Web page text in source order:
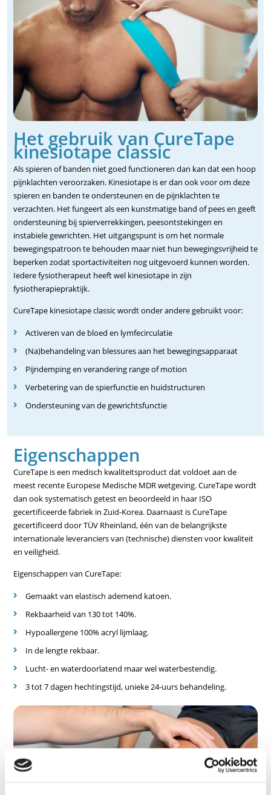
Het gebruik van CureTape
kinesiotape classic
Als spieren of banden niet goed functioneren dan kan dat een hoop
pijnklachten veroorzaken. Kinesiotape is er dan ook voor om deze
spieren en banden te ondersteunen en de pijnklachten te
verzachten. Het fungeert als een kunstmatige band of pees en geeft
ondersteuning bij spierverrekkingen, peesontstekingen en
instabiele gewrichten. Het uitgangspunt is om het normale
bewegingspatroon te behouden maar niet hun bewegingsvrijheid te
beperken zodat sportactiviteiten nog uitgevoerd kunnen worden.
Iedere fysiotherapeut heeft wel kinesiotape in zijn
fysiotherapiepraktijk.
CureTape kinesiotape classic wordt onder andere gebruikt voor:
Activeren van de bloed en lymfecirculatie
(Na)behandeling van blessures aan het bewegingsapparaat
Pijndemping en verandering range of motion
Verbetering van de spierfunctie en huidstructuren
Ondersteuning van de gewrichtsfunctie
Eigenschappen
CureTape is een medisch kwaliteitsproduct dat voldoet aan de
meest recente Europese Medische MDR wetgeving. CureTape wordt
dan ook systematisch getest en beoordeeld in haar ISO
gecertificeerde fabriek in Zuid-Korea. Daarnaast is CureTape
gecertificeerd door TÜV Rheinland, één van de belangrijkste
internationale leveranciers van (technische) diensten voor kwaliteit
en veiligheid.
Eigenschappen van CureTape:
Gemaakt van elastisch ademend katoen.
Rekbaarheid van 130 tot 140%.
Hypoallergene 100% acryl lijmlaag.
In de lengte rekbaar.
Lucht- en waterdoorlatend maar wel waterbestendig.
3 tot 7 dagen hechtingstijd, unieke 24-uurs behandeling.